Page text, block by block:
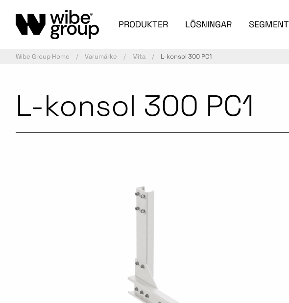
PRODUKTER LÖSNINGAR SEGMENT
Wibe Group Home Varumärke Mita L-konsol 300 PC1
L-konsol 300 PC1